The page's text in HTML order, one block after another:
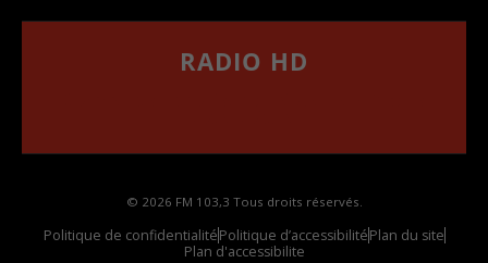
RADIO HD
© 2026 FM 103,3 Tous droits réservés.
Politique de confidentialitéPolitique d’accessibilitéPlan du site
Plan d'accessibilite